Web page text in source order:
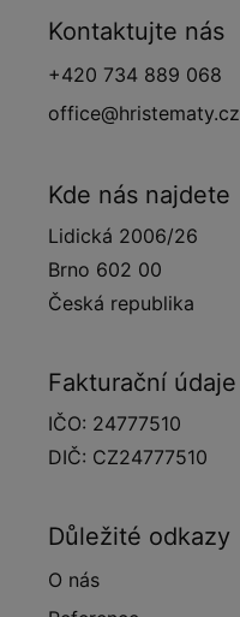
Kontaktujte nás
+420 734 889 068
office@hristematy.cz
Kde nás najdete
Lidická 2006/26
Brno 602 00
Česká republika
Fakturační údaje
IČO: 24777510
DIČ: CZ24777510
Důležité odkazy
O nás